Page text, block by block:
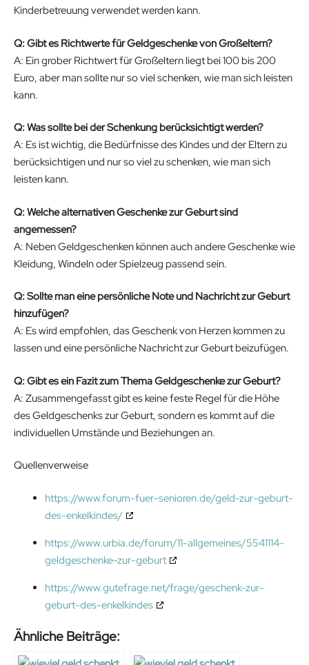
Kinderbetreuung verwendet werden kann.
Q: Gibt es Richtwerte für Geldgeschenke von Großeltern?
A: Ein grober Richtwert für Großeltern liegt bei 100 bis 200
Euro, aber man sollte nur so viel schenken, wie man sich leisten
kann.
Q: Was sollte bei der Schenkung berücksichtigt werden?
A: Es ist wichtig, die Bedürfnisse des Kindes und der Eltern zu
berücksichtigen und nur so viel zu schenken, wie man sich
leisten kann.
Q: Welche alternativen Geschenke zur Geburt sind
angemessen?
A: Neben Geldgeschenken können auch andere Geschenke wie
Kleidung, Windeln oder Spielzeug passend sein.
Q: Sollte man eine persönliche Note und Nachricht zur Geburt
hinzufügen?
A: Es wird empfohlen, das Geschenk von Herzen kommen zu
lassen und eine persönliche Nachricht zur Geburt beizufügen.
Q: Gibt es ein Fazit zum Thema Geldgeschenke zur Geburt?
A: Zusammengefasst gibt es keine feste Regel für die Höhe
des Geldgeschenks zur Geburt, sondern es kommt auf die
individuellen Umstände und Beziehungen an.
Quellenverweise
https://www.forum-fuer-senioren.de/geld-zur-geburt-
des-enkelkindes/
https://www.urbia.de/forum/11-allgemeines/5541114-
geldgeschenke-zur-geburt
https://www.gutefrage.net/frage/geschenk-zur-
geburt-des-enkelkindes
Ähnliche Beiträge: